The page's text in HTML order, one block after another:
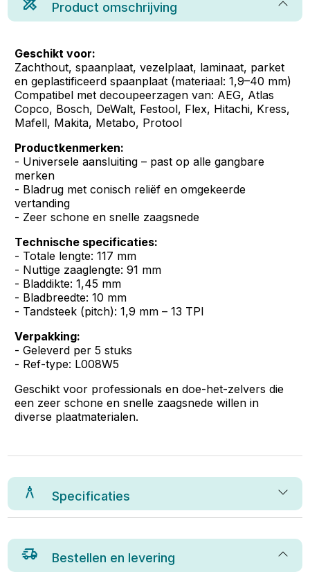
Product omschrijving
Geschikt voor:
Zachthout, spaanplaat, vezelplaat, laminaat, parket
en geplastificeerd spaanplaat (materiaal: 1,9–40 mm)
Compatibel met decoupeerzagen van: AEG, Atlas
Copco, Bosch, DeWalt, Festool, Flex, Hitachi, Kress,
Mafell, Makita, Metabo, Protool
Productkenmerken:
- Universele aansluiting – past op alle gangbare
merken
- Bladrug met conisch reliëf en omgekeerde
vertanding
- Zeer schone en snelle zaagsnede
Technische specificaties:
- Totale lengte: 117 mm
- Nuttige zaaglengte: 91 mm
- Bladdikte: 1,45 mm
- Bladbreedte: 10 mm
- Tandsteek (pitch): 1,9 mm – 13 TPI
Verpakking:
- Geleverd per 5 stuks
- Ref-type: L008W5
Geschikt voor professionals en doe-het-zelvers die
een zeer schone en snelle zaagsnede willen in
diverse plaatmaterialen.
Specificaties
Bestellen en levering